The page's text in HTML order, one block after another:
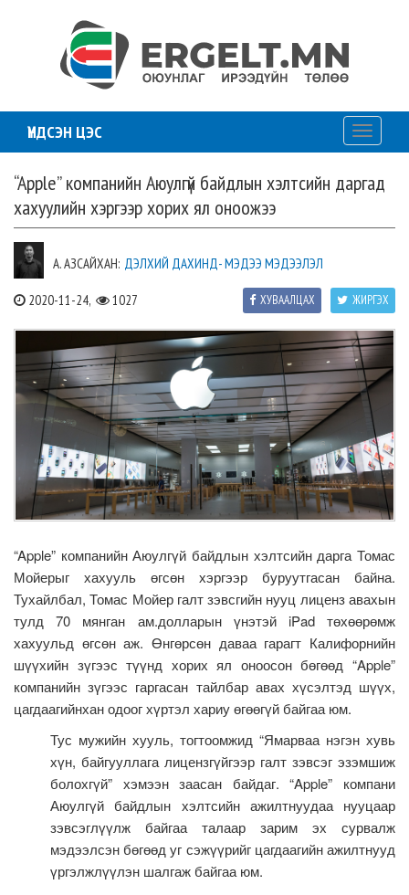
ҮНДСЭН ЦЭС
Toggle
“Apple” компанийн Аюулгүй байдлын хэлтсийн даргад
хахуулийн хэргээр хорих ял оноожээ
А. АЗСАЙХАН: ДЭЛХИЙ ДАХИНД- МЭДЭЭ МЭДЭЭЛЭЛ
2020-11-24, 1027 ЖИРГЭХ
ХУВААЛЦАХ
“Apple” компанийн Аюулгүй байдлын хэлтсийн дарга Томас
Мойерыг хахууль өгсөн хэргээр буруутгасан байна.
Тухайлбал, Томас Мойер галт зэвсгийн нууц лиценз авахын
тулд 70 мянган ам.долларын үнэтэй iPad төхөөрөмж
хахуульд өгсөн аж. Өнгөрсөн даваа гарагт Калифорнийн
шүүхийн зүгээс түүнд хорих ял оноосон бөгөөд “Apple”
компанийн зүгээс гаргасан тайлбар авах хүсэлтэд шүүх,
цагдаагийнхан одоог хүртэл хариу өгөөгүй байгаа юм.
Тус мужийн хууль, тогтоомжид “Ямарваа нэгэн хувь
хүн, байгууллага лицензгүйгээр галт зэвсэг эзэмшиж
болохгүй” хэмээн заасан байдаг. “Apple” компани
Аюулгүй байдлын хэлтсийн ажилтнуудаа нууцаар
зэвсэглүүлж байгаа талаар зарим эх сурвалж
мэдээлсэн бөгөөд уг сэжүүрийг цагдаагийн ажилтнууд
үргэлжлүүлэн шалгаж байгаа юм.